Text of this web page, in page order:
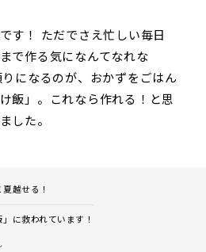
す！ ただでさえ忙しい毎日
で作る気になんてなれな
になるのが、おかずをごはん
飯」。これなら作れる！と思
した。
越せる！
に救われています！